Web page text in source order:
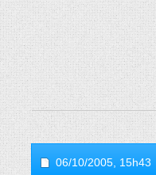
06/10/2005, 15h43